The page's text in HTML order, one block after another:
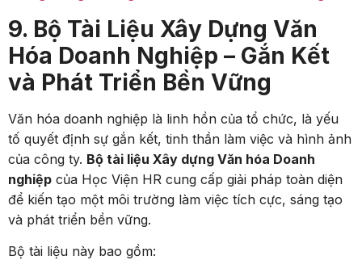
9. Bộ Tài Liệu Xây Dựng Văn
Hóa Doanh Nghiệp – Gắn Kết
và Phát Triển Bền Vững
Văn hóa doanh nghiệp là linh hồn của tổ chức, là yếu
tố quyết định sự gắn kết, tinh thần làm việc và hình ảnh
của công ty. Bộ tài liệu Xây dựng Văn hóa Doanh
nghiệp của Học Viện HR cung cấp giải pháp toàn diện
để kiến tạo một môi trường làm việc tích cực, sáng tạo
và phát triển bền vững.
Bộ tài liệu này bao gồm: